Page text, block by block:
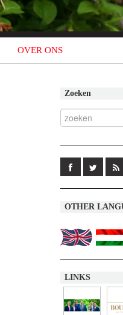
OVER ONS
Zoeken
OTHER
LINKS